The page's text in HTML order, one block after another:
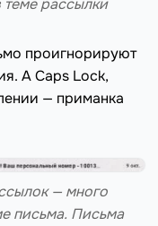
проигнорируют
А Caps Lock,
— приманка
— много
письма. Письма